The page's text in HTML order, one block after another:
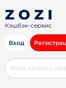
Кэшбэк-сервис
Вход